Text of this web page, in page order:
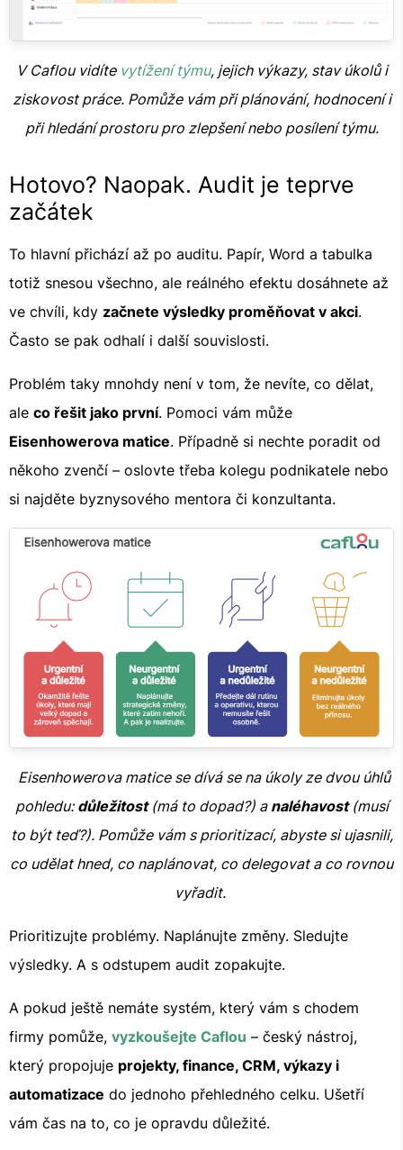
V Caflou vidíte vytížení týmu, jejich výkazy, stav úkolů i
ziskovost práce. Pomůže vám při plánování, hodnocení i
při hledání prostoru pro zlepšení nebo posílení týmu.
Hotovo? Naopak. Audit je teprve
začátek
To hlavní přichází až po auditu. Papír, Word a tabulka
totiž snesou všechno, ale reálného efektu dosáhnete až
ve chvíli, kdy začnete výsledky proměňovat v akci.
Často se pak odhalí i další souvislosti.
Problém taky mnohdy není v tom, že nevíte, co dělat,
ale co řešit jako první. Pomoci vám může
Eisenhowerova matice. Případně si nechte poradit od
někoho zvenčí – oslovte třeba kolegu podnikatele nebo
si najděte byznysového mentora či konzultanta.
Eisenhowerova matice se dívá se na úkoly ze dvou úhlů
pohledu: důležitost(má to dopad?) a naléhavost(musí
to být teď?). Pomůže vám s prioritizací, abyste si ujasnili,
co udělat hned, co naplánovat, co delegovat a co rovnou
vyřadit.
Prioritizujte problémy. Naplánujte změny. Sledujte
výsledky. A s odstupem audit zopakujte.
A pokud ještě nemáte systém, který vám s chodem
firmy pomůže, vyzkoušejte Caflou – český nástroj,
který propojuje projekty, finance, CRM, výkazy i
automatizace do jednoho přehledného celku. Ušetří
vám čas na to, co je opravdu důležité.